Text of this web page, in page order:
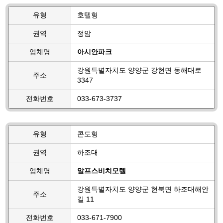
유형 호텔형
권역 정암
업체명 아시안파크
주소
강원특별자치도 양양군 강현면 동해대로
3347
전화번호 033-673-3737
유형 콘도형
권역 하조대
업체명 알프스비치모텔
주소
강원특별자치도 양양군 현북면 하조대해안
길 11
전화번호 033-671-7900